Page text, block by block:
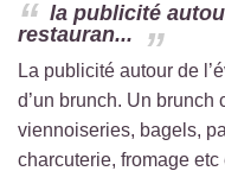
la publicité
restauran...
La publicité autour de
d’un brunch. Un brunch
viennoiseries, bagels,
charcuterie, fromage etc